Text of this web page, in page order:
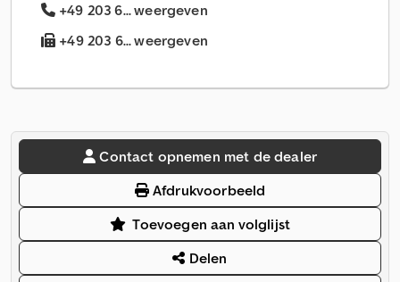
+49 203 6... weergeven
+49 203 6... weergeven
Contact opnemen met de dealer
Afdrukvoorbeeld
Toevoegen aan volglijst
Delen